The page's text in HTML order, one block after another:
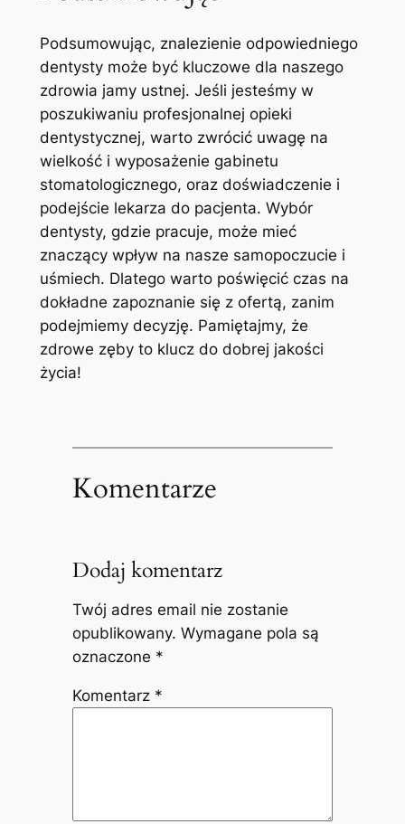
Podsumowując, znalezienie odpowiedniego
dentysty może być kluczowe dla naszego
zdrowia jamy ustnej. Jeśli jesteśmy w
poszukiwaniu profesjonalnej opieki
dentystycznej, warto zwrócić uwagę na
wielkość i wyposażenie gabinetu
stomatologicznego, oraz doświadczenie i
podejście lekarza do pacjenta. Wybór
dentysty, gdzie pracuje, może mieć
znaczący wpływ na nasze samopoczucie i
uśmiech. Dlatego warto poświęcić czas na
dokładne zapoznanie się z ofertą, zanim
podejmiemy decyzję. Pamiętajmy, że
zdrowe zęby to klucz do dobrej jakości
życia!
Komentarze
Dodaj komentarz
Twój adres email nie zostanie
opublikowany. Wymagane pola są
oznaczone *
Komentarz *